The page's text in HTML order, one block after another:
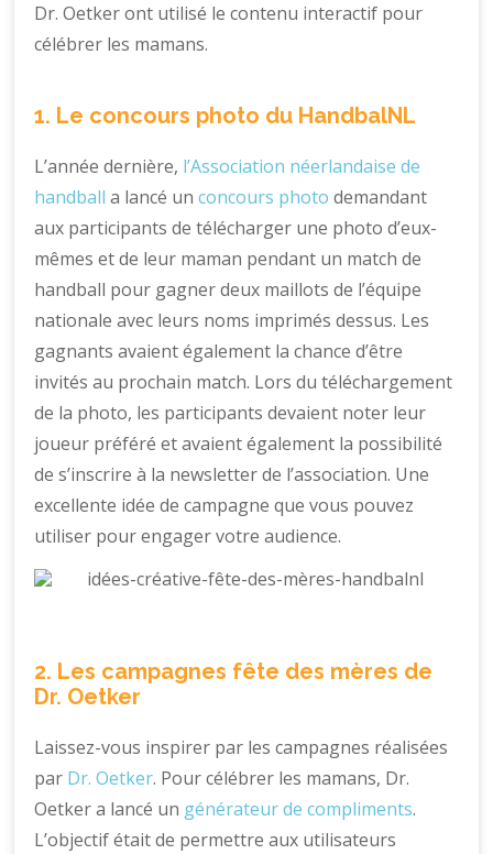
Dr. Oetker ont utilisé le contenu interactif pour
célébrer les mamans.
1. Le concours photo du HandbalNL
L’année dernière, l’Association néerlandaise de
handball a lancé unconcours photo demandant
aux participants de télécharger une photo d’eux-
mêmes et de leur maman pendant un match de
handball pour gagner deux maillots de l’équipe
nationale avec leurs noms imprimés dessus. Les
gagnants avaient également la chance d’être
invités au prochain match. Lors du téléchargement
de la photo, les participants devaient noter leur
joueur préféré et avaient également la possibilité
de s’inscrire à la newsletter de l’association. Une
excellente idée de campagne que vous pouvez
utiliser pour engager votre audience.
2. Les campagnes fête des mères de
Dr. Oetker
Laissez-vous inspirer par les campagnes réalisées
par Dr. Oetker. Pour célébrer les mamans, Dr.
Oetker a lancé un générateur de compliments.
L’objectif était de permettre aux utilisateurs